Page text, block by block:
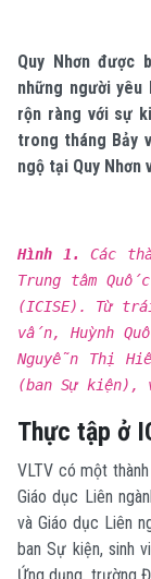
Quy Nhơn được
những người yêu
rộn ràng với sự
trong tháng Bảy
ngộ tại Quy Nhơn
Hình 1.
Các
Trung tâm
(ICISE). Từ
vấn, Huỳnh
Nguyễn Thị
(ban Sự kiện),
Thực tập ở
VLTV có một
Giáo dục Liên
và Giáo dục Liên
ban Sự kiện, sinh